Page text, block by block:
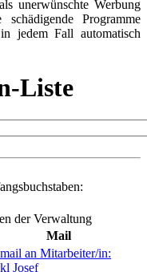
unerwünschte Werbung
Programme
jedem Fall automatisch
Liste
der Verwaltung
Mail